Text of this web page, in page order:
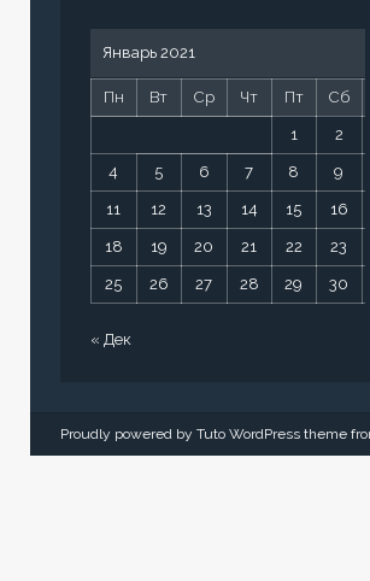
Январь 2021
Пн Вт Ср Чт Пт Сб
1 2
4 5 6 7 8 9
11 12 13 14 15 16
18 19 20 21 22 23
25 26 27 28 29 30
« Дек
Proudly powered by Tuto WordPress theme